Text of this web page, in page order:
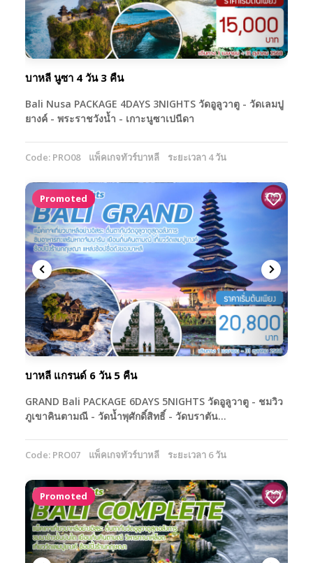
บาหลี นูซา 4 วัน 3 คืน
Bali Nusa PACKAGE 4DAYS 3NIGHTS วัดอูลูวาตู - วัดเลมปู
ยางค์ - พระราชวังน้ำ - เกาะนูซาเปนีดา
Code: PRO08 แพ็คเกจทัวร์บาหลี ระยะเวลา 4 วัน
Promoted
บาหลี แกรนด์ 6 วัน 5 คืน
GRAND Bali PACKAGE 6DAYS 5NIGHTS วัดอูลูวาตู - ชมวิว
ภูเขาคินตามณี - วัดน้ำพุศักดิ์สิทธิ์ - วัดบราตัน…
Code: PRO07 แพ็คเกจทัวร์บาหลี ระยะเวลา 6 วัน
Promoted